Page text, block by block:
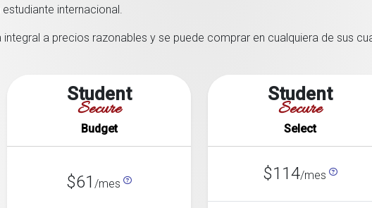
internacional.
integral a precios razonables y se puede comprar en cualquiera de sus
Student
Secure
Budget
$61 /mes
Student
Secure
Select
$114/mes